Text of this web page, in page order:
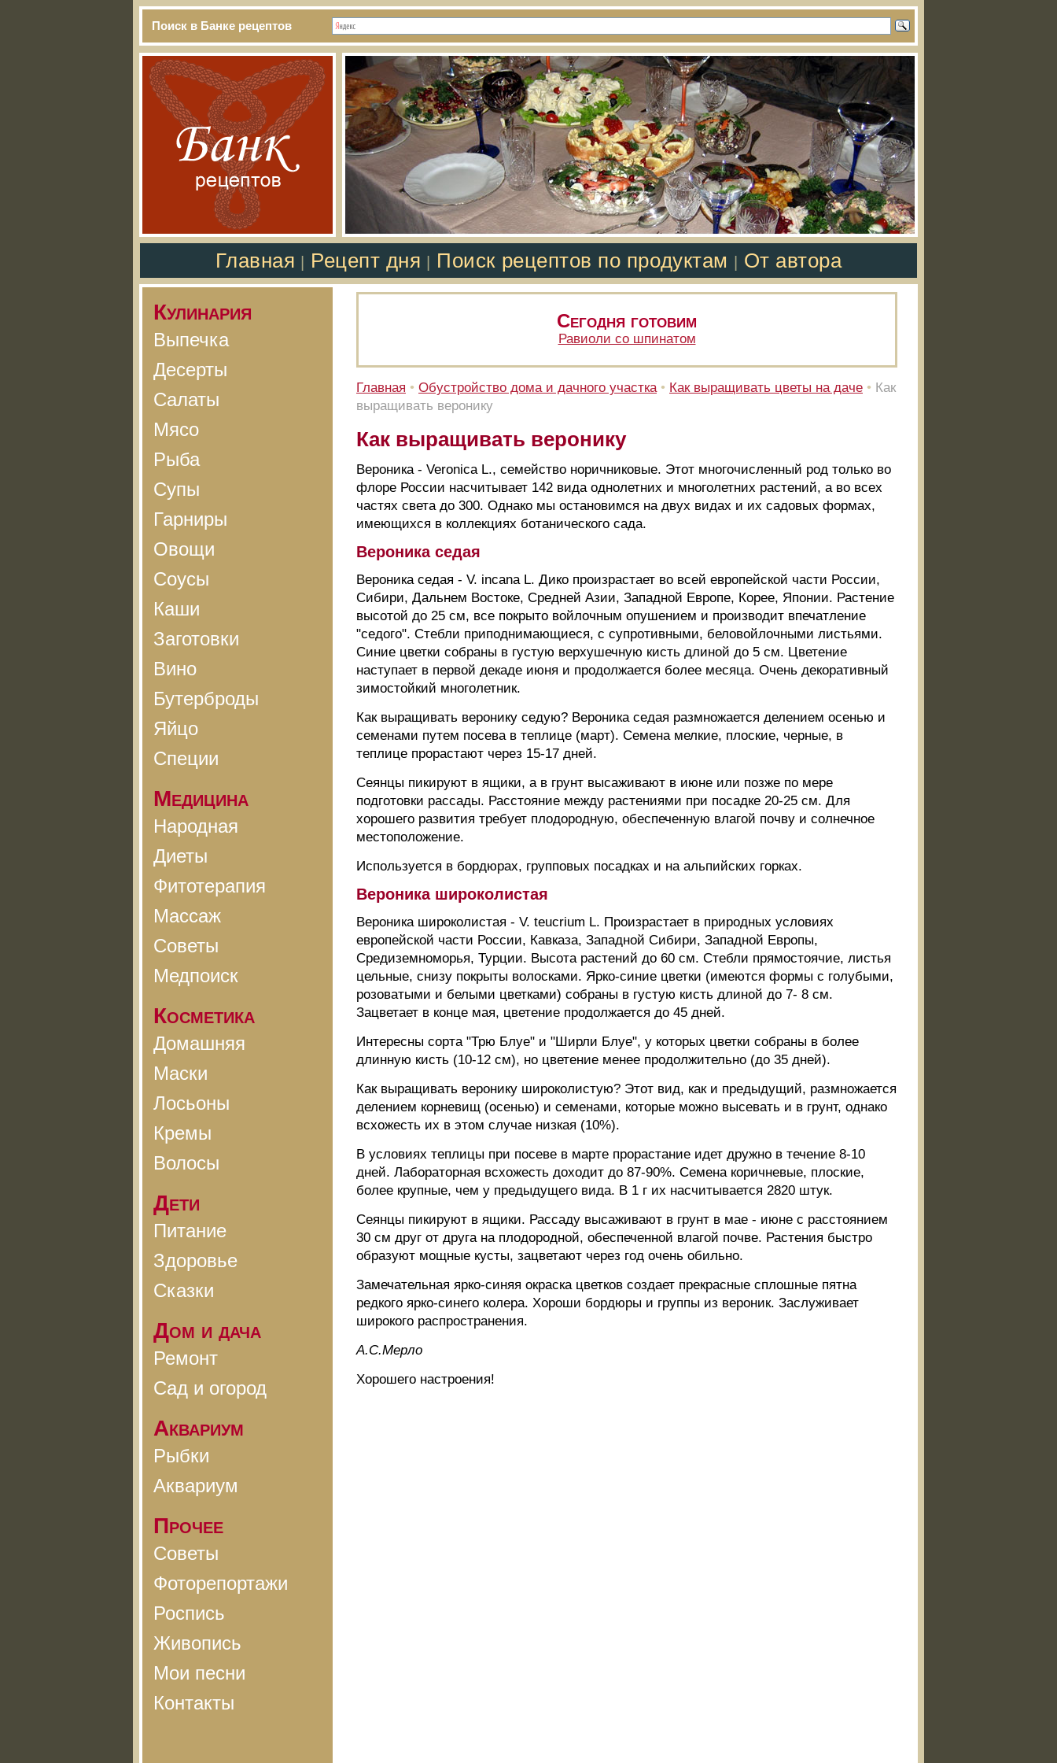
Поиск в Банке рецептов
Главная Рецепт дня Поиск рецептов по продуктам От автора
Кулинария
Выпечка
Десерты
Салаты
Мясо
Рыба
Супы
Гарниры
Овощи
Соусы
Каши
Заготовки
Вино
Бутерброды
Яйцо
Специи
Медицина
Народная
Диеты
Фитотерапия
Массаж
Советы
Медпоиск
Косметика
Домашняя
Маски
Лосьоны
Кремы
Волосы
Дети
Питание
Здоровье
Сказки
Дом и дача
Ремонт
Сад и огород
Аквариум
Рыбки
Аквариум
Прочее
Советы
Фоторепортажи
Роспись
Живопись
Мои песни
Контакты
Сегодня готовим
Равиоли со шпинатом
Главная • Обустройство дома и дачного участка • Как выращивать цветы на даче • Как
выращивать веронику
Как выращивать веронику
Вероника - Veronica L., семейство норичниковые. Этот многочисленный род только во
флоре России насчитывает 142 вида однолетних и многолетних растений, а во всех
частях света до 300. Однако мы остановимся на двух видах и их садовых формах,
имеющихся в коллекциях ботанического сада.
Вероника седая
Вероника седая - V. incana L. Дико произрастает во всей европейской части России,
Сибири, Дальнем Востоке, Средней Азии, Западной Европе, Корее, Японии. Растение
высотой до 25 см, все покрыто войлочным опушением и производит впечатление
"седого". Стебли приподнимающиеся, с супротивными, беловойлочными листьями.
Синие цветки собраны в густую верхушечную кисть длиной до 5 см. Цветение
наступает в первой декаде июня и продолжается более месяца. Очень декоративный
зимостойкий многолетник.
Как выращивать веронику седую? Вероника седая размножается делением осенью и
семенами путем посева в теплице (март). Семена мелкие, плоские, черные, в
теплице прорастают через 15-17 дней.
Сеянцы пикируют в ящики, а в грунт высаживают в июне или позже по мере
подготовки рассады. Расстояние между растениями при посадке 20-25 см. Для
хорошего развития требует плодородную, обеспеченную влагой почву и солнечное
местоположение.
Используется в бордюрах, групповых посадках и на альпийских горках.
Вероника широколистая
Вероника широколистая - V. teucrium L. Произрастает в природных условиях
европейской части России, Кавказа, Западной Сибири, Западной Европы,
Средиземноморья, Турции. Высота растений до 60 см. Стебли прямостоячие, листья
цельные, снизу покрыты волосками. Ярко-синие цветки (имеются формы с голубыми,
розоватыми и белыми цветками) собраны в густую кисть длиной до 7- 8 см.
Зацветает в конце мая, цветение продолжается до 45 дней.
Интересны сорта "Трю Блуе" и "Ширли Блуе", у которых цветки собраны в более
длинную кисть (10-12 см), но цветение менее продолжительно (до 35 дней).
Как выращивать веронику широколистую? Этот вид, как и предыдущий, размножается
делением корневищ (осенью) и семенами, которые можно высевать и в грунт, однако
всхожесть их в этом случае низкая (10%).
В условиях теплицы при посеве в марте прорастание идет дружно в течение 8-10
дней. Лабораторная всхожесть доходит до 87-90%. Семена коричневые, плоские,
более крупные, чем у предыдущего вида. В 1 г их насчитывается 2820 штук.
Сеянцы пикируют в ящики. Рассаду высаживают в грунт в мае - июне с расстоянием
30 см друг от друга на плодородной, обеспеченной влагой почве. Растения быстро
образуют мощные кусты, зацветают через год очень обильно.
Замечательная ярко-синяя окраска цветков создает прекрасные сплошные пятна
редкого ярко-синего колера. Хороши бордюры и группы из вероник. Заслуживает
широкого распространения.
A.C.Mepлo
Хорошего настроения!